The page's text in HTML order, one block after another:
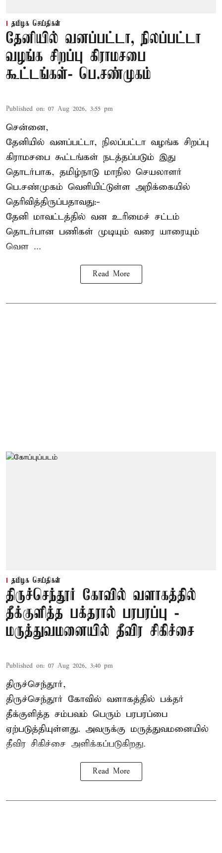
தமிழக செய்திகள்
தேனியில் வனப்பட்டா, நிலப்பட்டா
வழங்க சிறப்பு கிராமசபை
கூட்டங்கள்- பெ.சண்முகம்
Published on: 07 Aug 2026, 3:55 pm
சென்னை,
தேனியில் வனப்பட்டா, நிலப்பட்டா வழங்க சிறப்பு
கிராமசபை கூட்டங்கள் நடத்தப்படும் இது
தொடர்பாக, தமிழ்நாடு மாநில செயலாளர்
பெ.சண்முகம் வெளியிட்டுள்ள அறிக்கையில்
தெரிவித்திருப்பதாவது:-
தேனி மாவட்டத்தில் வன உரிமைச் சட்டம்
தொடர்பான பணிகள் முடியும் வரை யாரையும்
வெள ...
Read More
தமிழக செய்திகள்
திருச்செந்தூர் கோவில் வளாகத்தில்
தீக்குளித்த பக்தரால் பரபரப்பு -
மருத்துவமனையில் தீவிர சிகிச்சை
Published on: 07 Aug 2026, 3:40 pm
திருச்செந்தூர்,
திருச்செந்தூர் கோவில் வளாகத்தில் பக்தர்
தீக்குளித்த சம்பவம் பெரும் பரபரப்பை
ஏற்படுத்தியுள்ளது. அவருக்கு மருத்துவமனையில்
தீவிர சிகிச்சை அளிக்கப்படுகிறது.
Read More